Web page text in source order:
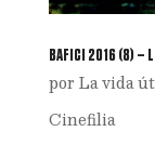
BAFICI 2016 (8)
por La vida
Cinefilia